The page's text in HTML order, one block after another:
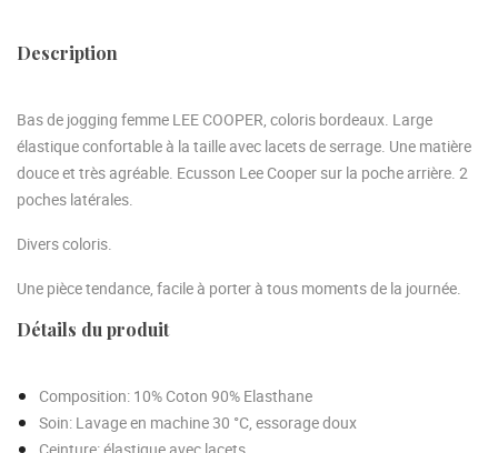
Description
Bas de jogging femme LEE COOPER, coloris bordeaux. Large
élastique confortable à la taille avec lacets de serrage. Une matière
douce et très agréable. Ecusson Lee Cooper sur la poche arrière. 2
poches latérales.
Divers coloris.
Une pièce tendance, facile à porter à tous moments de la journée.
Détails du produit
Composition: 10% Coton 90% Elasthane
Soin: Lavage en machine 30 °C, essorage doux